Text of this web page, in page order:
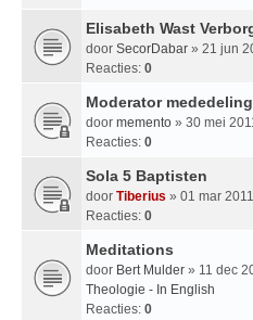
Elisabeth Wast
door SecorDabar » 21 jun
Reacties: 0
Moderator
door memento » 30 mei
Reacties: 0
Sola 5 Baptisten
door Tiberius » 01 mar
Reacties: 0
Meditations
door Bert Mulder » 11 dec
Theologie - In English
Reacties: 0